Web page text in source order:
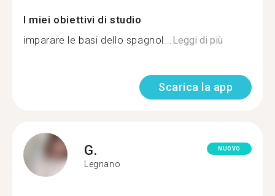
I miei obiettivi di studio
imparare le basi dello spagnol... Leggi di più
Scarica la app
G.
Legnano
NUOVO